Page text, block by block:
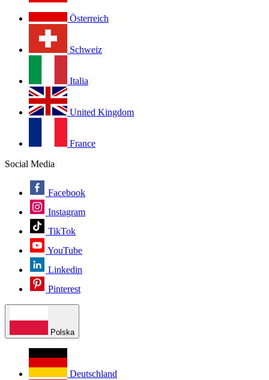
Österreich
Schweiz
Italia
United Kingdom
France
Social Media
Facebook
Instagram
TikTok
YouTube
Linkedin
Pinterest
Polska
Deutschland